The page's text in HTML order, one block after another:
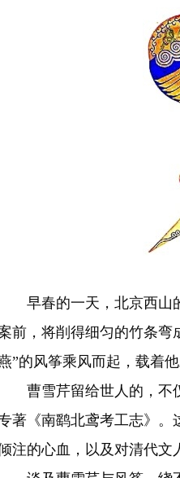
早春的一天，北京西山的
前，将削得细匀的竹条弯
”的风筝乘风而起，载着
曹雪芹留给世人的，不仅
著《南鹞北鸢考工志》。
注的心血，以及对清代文